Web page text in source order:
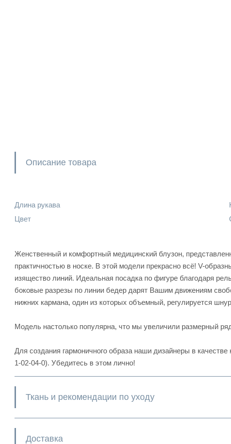
Описание товара
Длина рукава
Цвет
Женственный и комфортный медицинский блузон,
практичностью в носке. В этой модели прекрасно всё! V-
изящество линий. Идеальная посадка по фигуре благодаря
боковые разрезы по линии бедер дарят Вашим движениям
нижних кармана, один из которых объемный, регулируется
Модель настолько популярна, что мы увеличили размерный
Для создания гармоничного образа наши дизайнеры в
1-02-04-0). Убедитесь в этом лично!
Ткань и рекомендации по уходу
Доставка